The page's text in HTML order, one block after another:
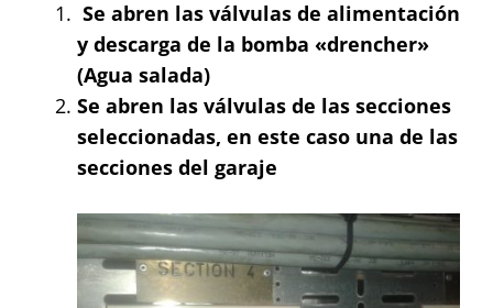
Se abren las válvulas de alimentación
y descarga de la bomba «drencher»
(Agua salada)
Se abren las válvulas de las secciones
seleccionadas, en este caso una de las
secciones del garaje